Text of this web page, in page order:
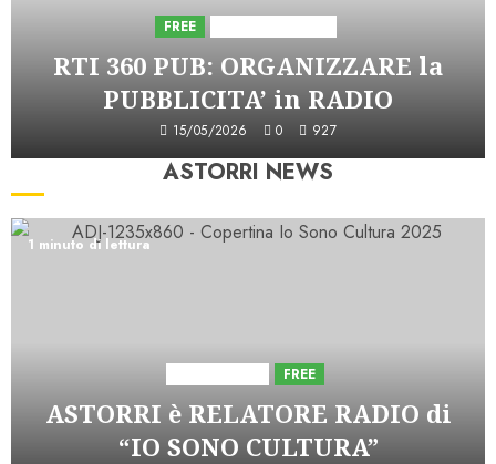
FREE
RTI 360 PUB: ORGANIZZARE la
PUBBLICITA’ in RADIO
15/05/2026 0 927
ASTORRI NEWS
1 minuto di lettura
FREE
ASTORRI è RELATORE RADIO di
“IO SONO CULTURA”